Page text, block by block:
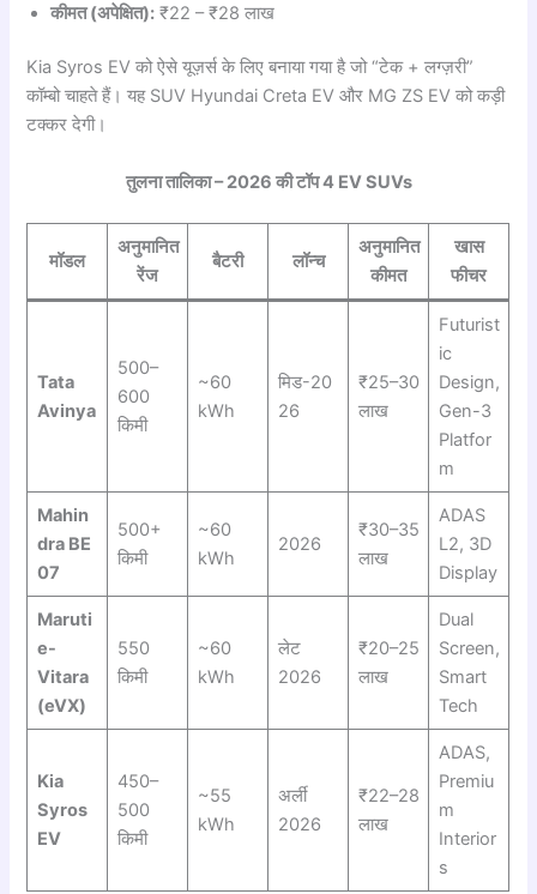
कीमत (अपेक्षित): ₹22 – ₹28 लाख
Kia Syros EV को ऐसे यूज़र्स के लिए बनाया गया है जो “टेक + लग्ज़री”
कॉम्बो चाहते हैं। यह SUV Hyundai Creta EV और MG ZS EV को कड़ी
टक्कर देगी।
तुलना तालिका – 2026 की टॉप 4 EV SUVs
मॉडल
अनुमानित
रेंज
बैटरी लॉन्च
अनुमानित
कीमत
खास
फीचर
Tata
Avinya
500–
600
किमी
~60
kWh
मिड-20
26
₹25–30
लाख
Futurist
ic
Design,
Gen-3
Platfor
m
Mahin
dra BE
07
500+
किमी
~60
kWh
2026
₹30–35
लाख
ADAS
L2, 3D
Display
Maruti
e-
Vitara
(eVX)
550
किमी
~60
kWh
लेट
2026
₹20–25
लाख
Dual
Screen,
Smart
Tech
Kia
Syros
EV
450–
500
किमी
~55
kWh
अर्ली
2026
₹22–28
लाख
ADAS,
Premiu
m
Interior
s